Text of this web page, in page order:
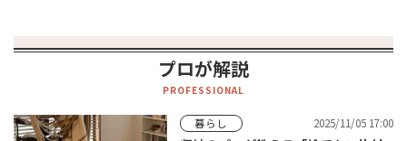
プロが解説
PROFESSIONAL
暮らし 2025/11/05 17:00